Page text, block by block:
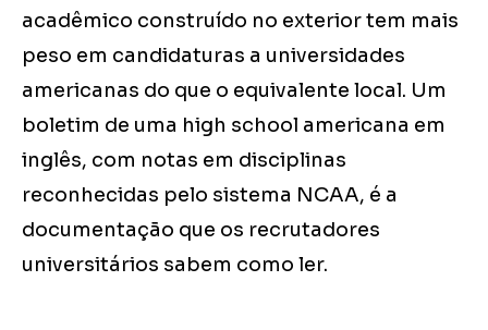
acadêmico construído no exterior tem mais
peso em candidaturas a universidades
americanas do que o equivalente local. Um
boletim de uma high school americana em
inglês, com notas em disciplinas
reconhecidas pelo sistema NCAA, é a
documentação que os recrutadores
universitários sabem como ler.